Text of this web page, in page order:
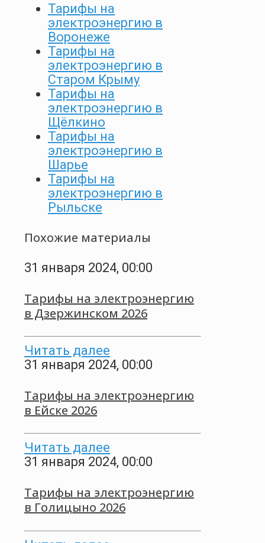
Тарифы на
электроэнергию в
Воронеже
Тарифы на
электроэнергию в
Старом Крыму
Тарифы на
электроэнергию в
Щёлкино
Тарифы на
электроэнергию в
Шарье
Тарифы на
электроэнергию в
Рыльске
Похожие материалы
31 января 2024, 00:00
Тарифы на электроэнергию
в Дзержинском 2026
Читать далее
31 января 2024, 00:00
Тарифы на электроэнергию
в Ейске 2026
Читать далее
31 января 2024, 00:00
Тарифы на электроэнергию
в Голицыно 2026